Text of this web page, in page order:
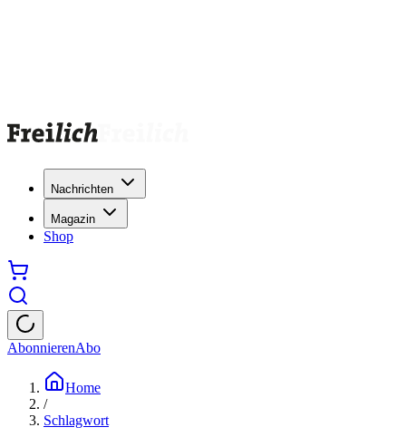
Nachrichten
Magazin
Shop
AbonnierenAbo
Home
/
Schlagwort